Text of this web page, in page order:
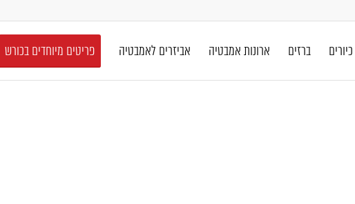
כיורים ברזים ארונות אמבטיה אביזרים לאמבטיה פריטים מיוחדים בכורש